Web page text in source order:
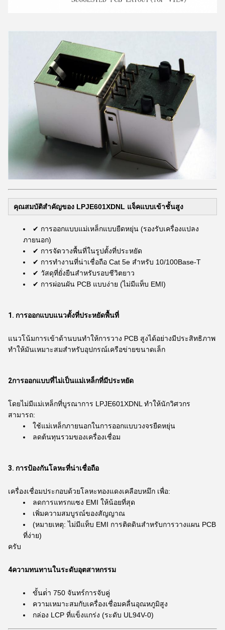
คุณสมบัติสําคัญของ LPJE601XDNL แจ็คแบบเข้าชั้นสูง
✔ การออกแบบแม่เหล็กแบบยืดหยุ่น (รองรับเครื่องแปลง
ภายนอก)
✔ การจัดวางพื้นที่ในรูปตั้งที่ประหยัด
✔ การทํางานที่น่าเชื่อถือ Cat 5e สําหรับ 10/100Base-T
✔ วัสดุที่ยั่งยืนสําหรับรอบชีวิตยาว
✔ การผ่อนผัน PCB แบบง่าย (ไม่มีแท็บ EMI)
1. การออกแบบแนวตั้งที่ประหยัดพื้นที่
แนวโน้มการเข้าด้านบนทําให้การวาง PCB สูงได้อย่างมีประสิทธิภาพ
ทําให้มันเหมาะสมสําหรับอุปกรณ์เครือข่ายขนาดเล็ก
2การออกแบบที่ไม่เป็นแม่เหล็กที่มีประหยัด
โดยไม่มีแม่เหล็กที่บูรณาการ LPJE601XDNL ทําให้นักวิศวกร
สามารถ:
ใช้แม่เหล็กภายนอกในการออกแบบวงจรยืดหยุ่น
ลดต้นทุนรวมของเครื่องเชื่อม
3. การป้องกันโลหะที่น่าเชื่อถือ
เครื่องเชื่อมประกอบด้วยโลหะทองแดงเคลือบหมึก เพื่อ:
ลดการแทรกแซง EMI ให้น้อยที่สุด
เพิ่มความสมบูรณ์ของสัญญาณ
(หมายเหตุ: ไม่มีแท็บ EMI การติดดินสําหรับการวางแผน PCB
ที่ง่าย)
ครับ
4ความทนทานในระดับอุตสาหกรรม
ขั้นต่ํา 750 จันทร์การจับคู่
ความเหมาะสมกับเครื่องเชื่อมคลื่นอุณหภูมิสูง
กล่อง LCP ที่แข็งแกร่ง (ระดับ UL94V-0)